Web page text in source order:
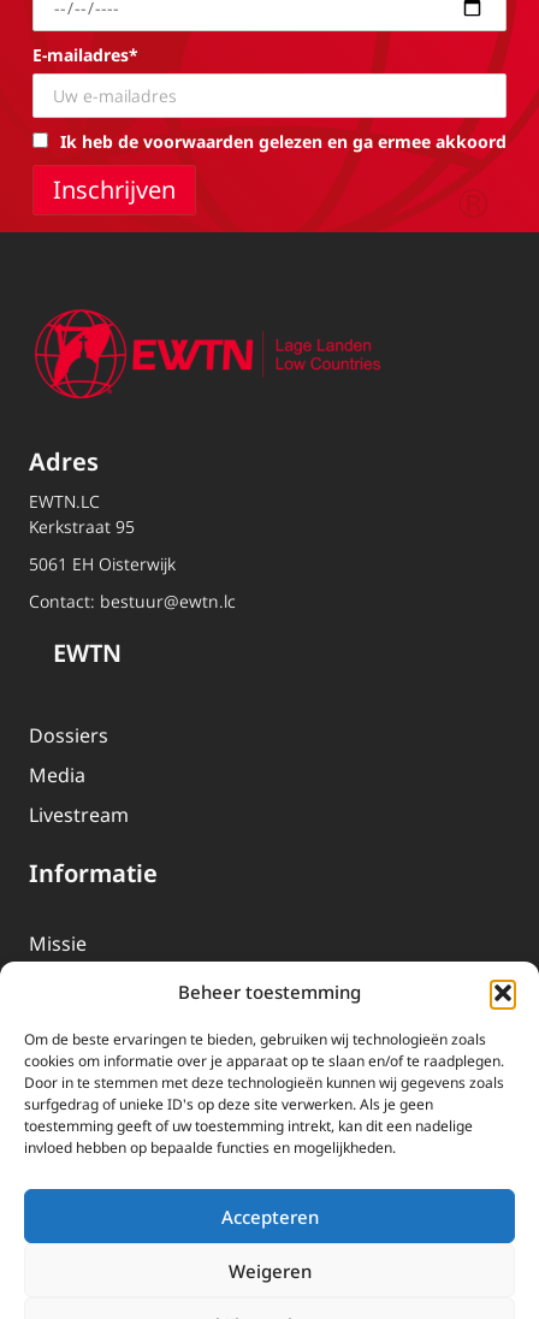
Beheer toestemming
Om de beste ervaringen te bieden, gebruiken wij technologieën zoals
cookies om informatie over je apparaat op te slaan en/of te raadplegen.
Door in te stemmen met deze technologieën kunnen wij gegevens zoals
surfgedrag of unieke ID's op deze site verwerken. Als je geen
toestemming geeft of uw toestemming intrekt, kan dit een nadelige
invloed hebben op bepaalde functies en mogelijkheden.
Accepteren
Weigeren
E-mailadres*
Ik heb de voorwaarden gelezen en ga ermee akkoord
Adres
EWTN.LC
Kerkstraat 95
5061 EH Oisterwijk
Contact: bestuur@ewtn.lc
EWTN
Dossiers
Media
Livestream
Informatie
Missie
EWTN-Team
Organisatiegegevens
Doneren
EWTN wordt uitsluitend gefinancierd door uw donaties.
Wij ontvangen bewust geen advertentie-inkomsten of